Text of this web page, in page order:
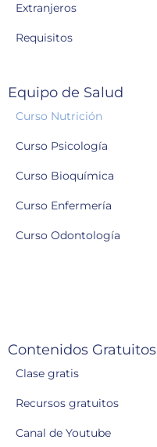
Extranjeros
Requisitos
Equipo de Salud
Curso Nutrición
Curso Psicología
Curso Bioquímica
Curso Enfermería
Curso Odontología
Contenidos Gratuitos
Clase gratis
Recursos gratuitos
Canal de Youtube